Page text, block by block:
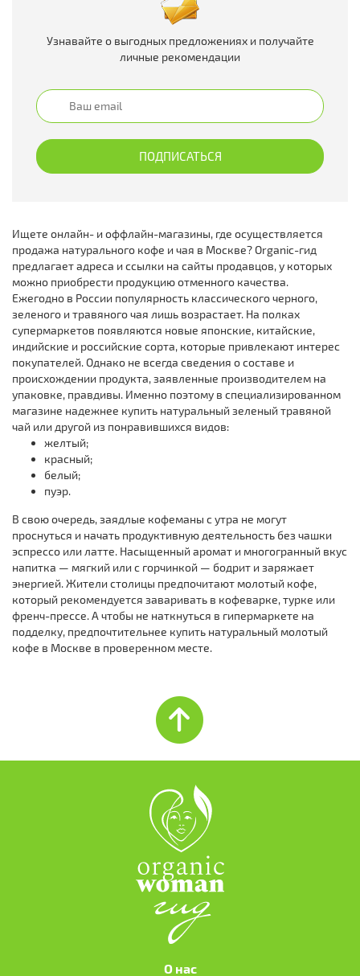
Узнавайте о выгодных предложениях и получайте
личные рекомендации
Ищете онлайн- и оффлайн-магазины, где осуществляется
продажа натурального кофе и чая в Москве? Organic-гид
предлагает адреса и ссылки на сайты продавцов, у которых
можно приобрести продукцию отменного качества.
Ежегодно в России популярность классического черного,
зеленого и травяного чая лишь возрастает. На полках
супермаркетов появляются новые японские, китайские,
индийские и российские сорта, которые привлекают интерес
покупателей. Однако не всегда сведения о составе и
происхождении продукта, заявленные производителем на
упаковке, правдивы. Именно поэтому в специализированном
магазине надежнее купить натуральный зеленый травяной
чай или другой из понравившихся видов:
желтый;
красный;
белый;
пуэр.
В свою очередь, заядлые кофеманы с утра не могут
проснуться и начать продуктивную деятельность без чашки
эспрессо или латте. Насыщенный аромат и многогранный вкус
напитка — мягкий или с горчинкой — бодрит и заряжает
энергией. Жители столицы предпочитают молотый кофе,
который рекомендуется заваривать в кофеварке, турке или
френч-прессе. А чтобы не наткнуться в гипермаркете на
подделку, предпочтительнее купить натуральный молотый
кофе в Москве в проверенном месте.
О нас